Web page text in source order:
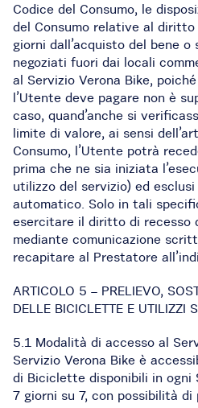
Codice del Consumo, le
del Consumo relative al
giorni dall’acquisto del bene
negoziati fuori dai locali
al Servizio Verona Bike,
l’Utente deve pagare non è
caso, quand’anche si
limite di valore, ai sensi
Consumo, l’Utente potrà
prima che ne sia iniziata
utilizzo del servizio) ed
automatico. Solo in tali
esercitare il diritto di recesso
mediante comunicazione
recapitare al Prestatore
ARTICOLO 5 – PRELIEVO,
DELLE BICICLETTE E UTILIZZI
5.1 Modalità di accesso al
Servizio Verona Bike è
di Biciclette disponibili in ogni
7 giorni su 7, con possibilità di